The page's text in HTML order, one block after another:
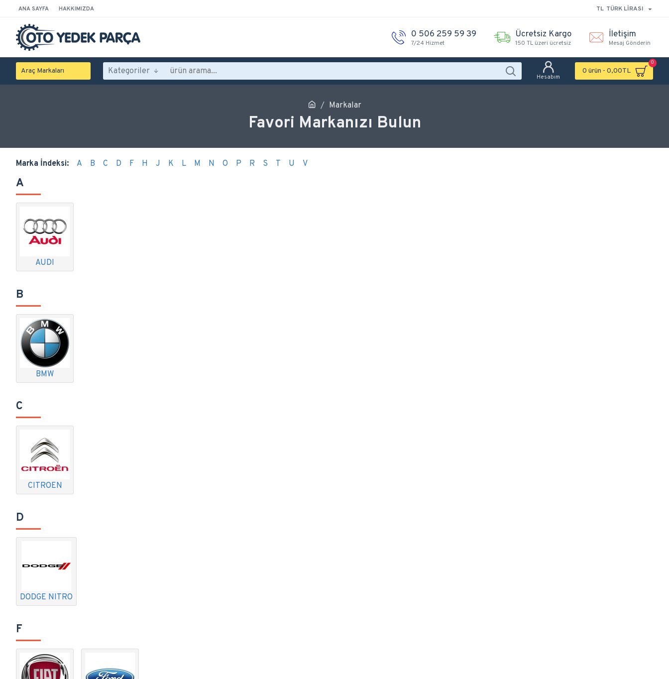
ANA SAYFA HAKKIMIZDA TL TÜRK LIRASI
0 506 259 59 39
7/24 Hizmet
Ücretsiz Kargo
150 TL üzeri ücretsiz
İletişim
Mesaj Gönderin
Araç Markaları Kategoriler
Hesabım
0 ürün - 0,00TL
0
Markalar
Favori Markanızı Bulun
Marka İndeksi: A B C D F H J K L M N O P R S T U V
A
AUDI
B
BMW
C
CITROEN
D
DODGE NITRO
F